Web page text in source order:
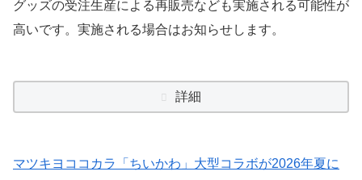
グッズの受注生産による再販売なども実施される可能性が
高いです。実施される場合はお知らせします。
詳細
マツキヨココカラ「ちいかわ」大型コラボが2026年夏に